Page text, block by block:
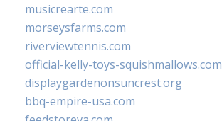
musicrearte.com
morseysfarms.com
riverviewtennis.com
official-kelly-toys-squishmallows.com
displaygardenonsuncrest.org
bbq-empire-usa.com